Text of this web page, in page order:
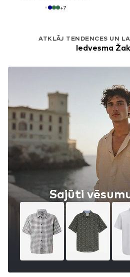
+7
ATKLĀJ TENDENCES UN
Iedvesma
Sajūti